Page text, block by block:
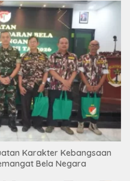
Karakter Kebangsaan
Bela Negara